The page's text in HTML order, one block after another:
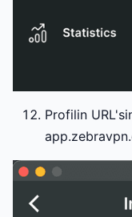
Profilin